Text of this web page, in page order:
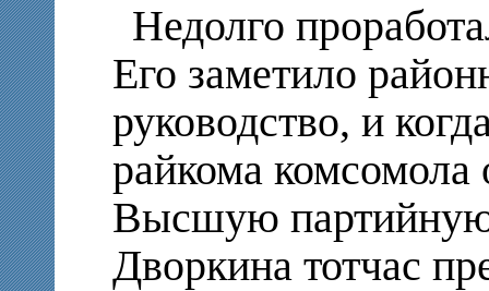
Недолго
Его заметило
руководство, и
райкома комсомола
Высшую партийную
Дворкина тотчас